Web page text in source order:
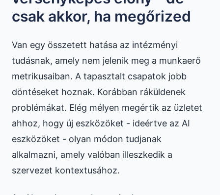
csak akkor, ha megőrized
Van egy összetett hatása az intézményi
tudásnak, amely nem jelenik meg a munkaerő
metrikusaiban. A tapasztalt csapatok jobb
döntéseket hoznak. Korábban ráküldenek
problémákat. Elég mélyen megértik az üzletet
ahhoz, hogy új eszközöket - ideértve az AI
eszközöket - olyan módon tudjanak
alkalmazni, amely valóban illeszkedik a
szervezet kontextusához.